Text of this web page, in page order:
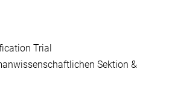
Trial
Sektion &